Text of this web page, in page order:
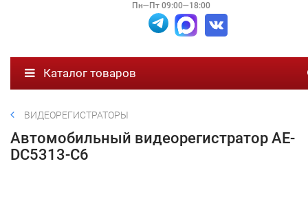
Пн—Пт 09:00—18:00
Каталог товаров
ВИДЕОРЕГИСТРАТОРЫ
Автомобильный видеорегистратор AE-
DC5313-C6